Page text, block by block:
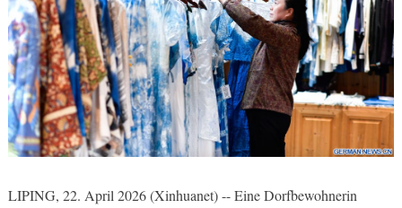
LIPING, 22. April 2026 (Xinhuanet) -- Eine Dorfbewohnerin